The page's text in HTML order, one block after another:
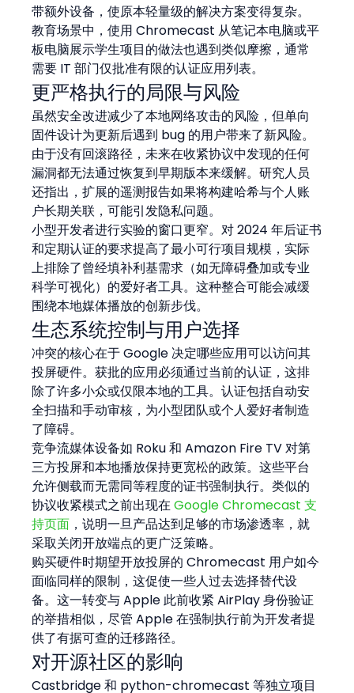
带额外设备，使原本轻量级的解决方案变得复杂。
教育场景中，使用 Chromecast 从笔记本电脑或平
板电脑展示学生项目的做法也遇到类似摩擦，通常
需要 IT 部门仅批准有限的认证应用列表。
更严格执行的局限与风险
虽然安全改进减少了本地网络攻击的风险，但单向
固件设计为更新后遇到 bug 的用户带来了新风险。
由于没有回滚路径，未来在收紧协议中发现的任何
漏洞都无法通过恢复到早期版本来缓解。研究人员
还指出，扩展的遥测报告如果将构建哈希与个人账
户长期关联，可能引发隐私问题。
小型开发者进行实验的窗口更窄。对 2024 年后证书
和定期认证的要求提高了最小可行项目规模，实际
上排除了曾经填补利基需求（如无障碍叠加或专业
科学可视化）的爱好者工具。这种整合可能会减缓
围绕本地媒体播放的创新步伐。
生态系统控制与用户选择
冲突的核心在于 Google 决定哪些应用可以访问其
投屏硬件。获批的应用必须通过当前的认证，这排
除了许多小众或仅限本地的工具。认证包括自动安
全扫描和手动审核，为小型团队或个人爱好者制造
了障碍。
竞争流媒体设备如 Roku 和 Amazon Fire TV 对第
三方投屏和本地播放保持更宽松的政策。这些平台
允许侧载而无需同等程度的证书强制执行。类似的
协议收紧模式之前出现在 Google Chromecast 支
持页面 ，说明一旦产品达到足够的市场渗透率，就
采取关闭开放端点的更广泛策略。
购买硬件时期望开放投屏的 Chromecast 用户如今
面临同样的限制，这促使一些人过去选择替代设
备。这一转变与 Apple 此前收紧 AirPlay 身份验证
的举措相似，尽管 Apple 在强制执行前为开发者提
供了有据可查的迁移路径。
对开源社区的影响
Castbridge 和 python-chromecast 等独立项目